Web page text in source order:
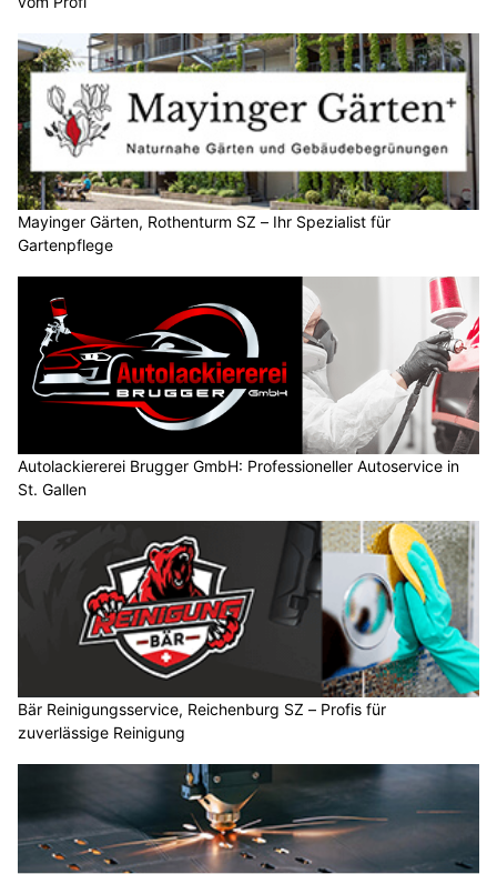
Mayinger Gärten, Rothenturm SZ – Ihr Spezialist für
Gartenpflege
Autolackiererei Brugger GmbH: Professioneller Autoservice in
St. Gallen
Bär Reinigungsservice, Reichenburg SZ – Profis für
zuverlässige Reinigung